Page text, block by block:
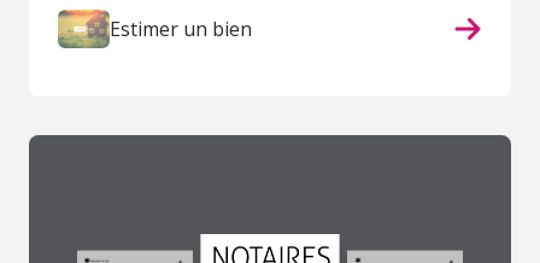
Estimer un bien